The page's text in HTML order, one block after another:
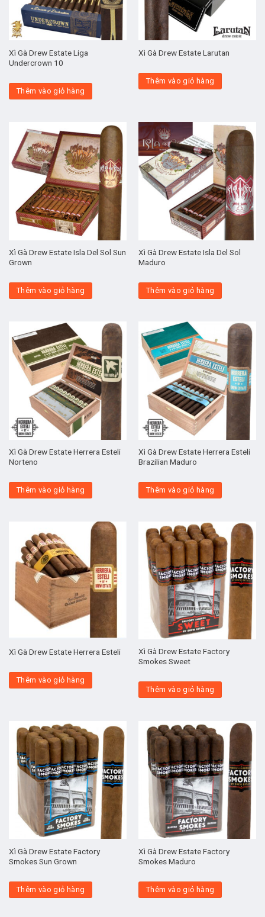
Xì Gà Drew Estate Liga
Undercrown 10
Thêm vào giỏ hàng
Xì Gà Drew Estate Larutan
Thêm vào giỏ hàng
Xì Gà Drew Estate Isla Del Sol Sun
Grown
Thêm vào giỏ hàng
Xì Gà Drew Estate Isla Del Sol
Maduro
Thêm vào giỏ hàng
Xì Gà Drew Estate Herrera Esteli
Norteno
Thêm vào giỏ hàng
Xì Gà Drew Estate Herrera Esteli
Brazilian Maduro
Thêm vào giỏ hàng
Xì Gà Drew Estate Herrera Esteli
Thêm vào giỏ hàng
Xì Gà Drew Estate Factory
Smokes Sweet
Thêm vào giỏ hàng
Xì Gà Drew Estate Factory
Smokes Sun Grown
Thêm vào giỏ hàng
Xì Gà Drew Estate Factory
Smokes Maduro
Thêm vào giỏ hàng